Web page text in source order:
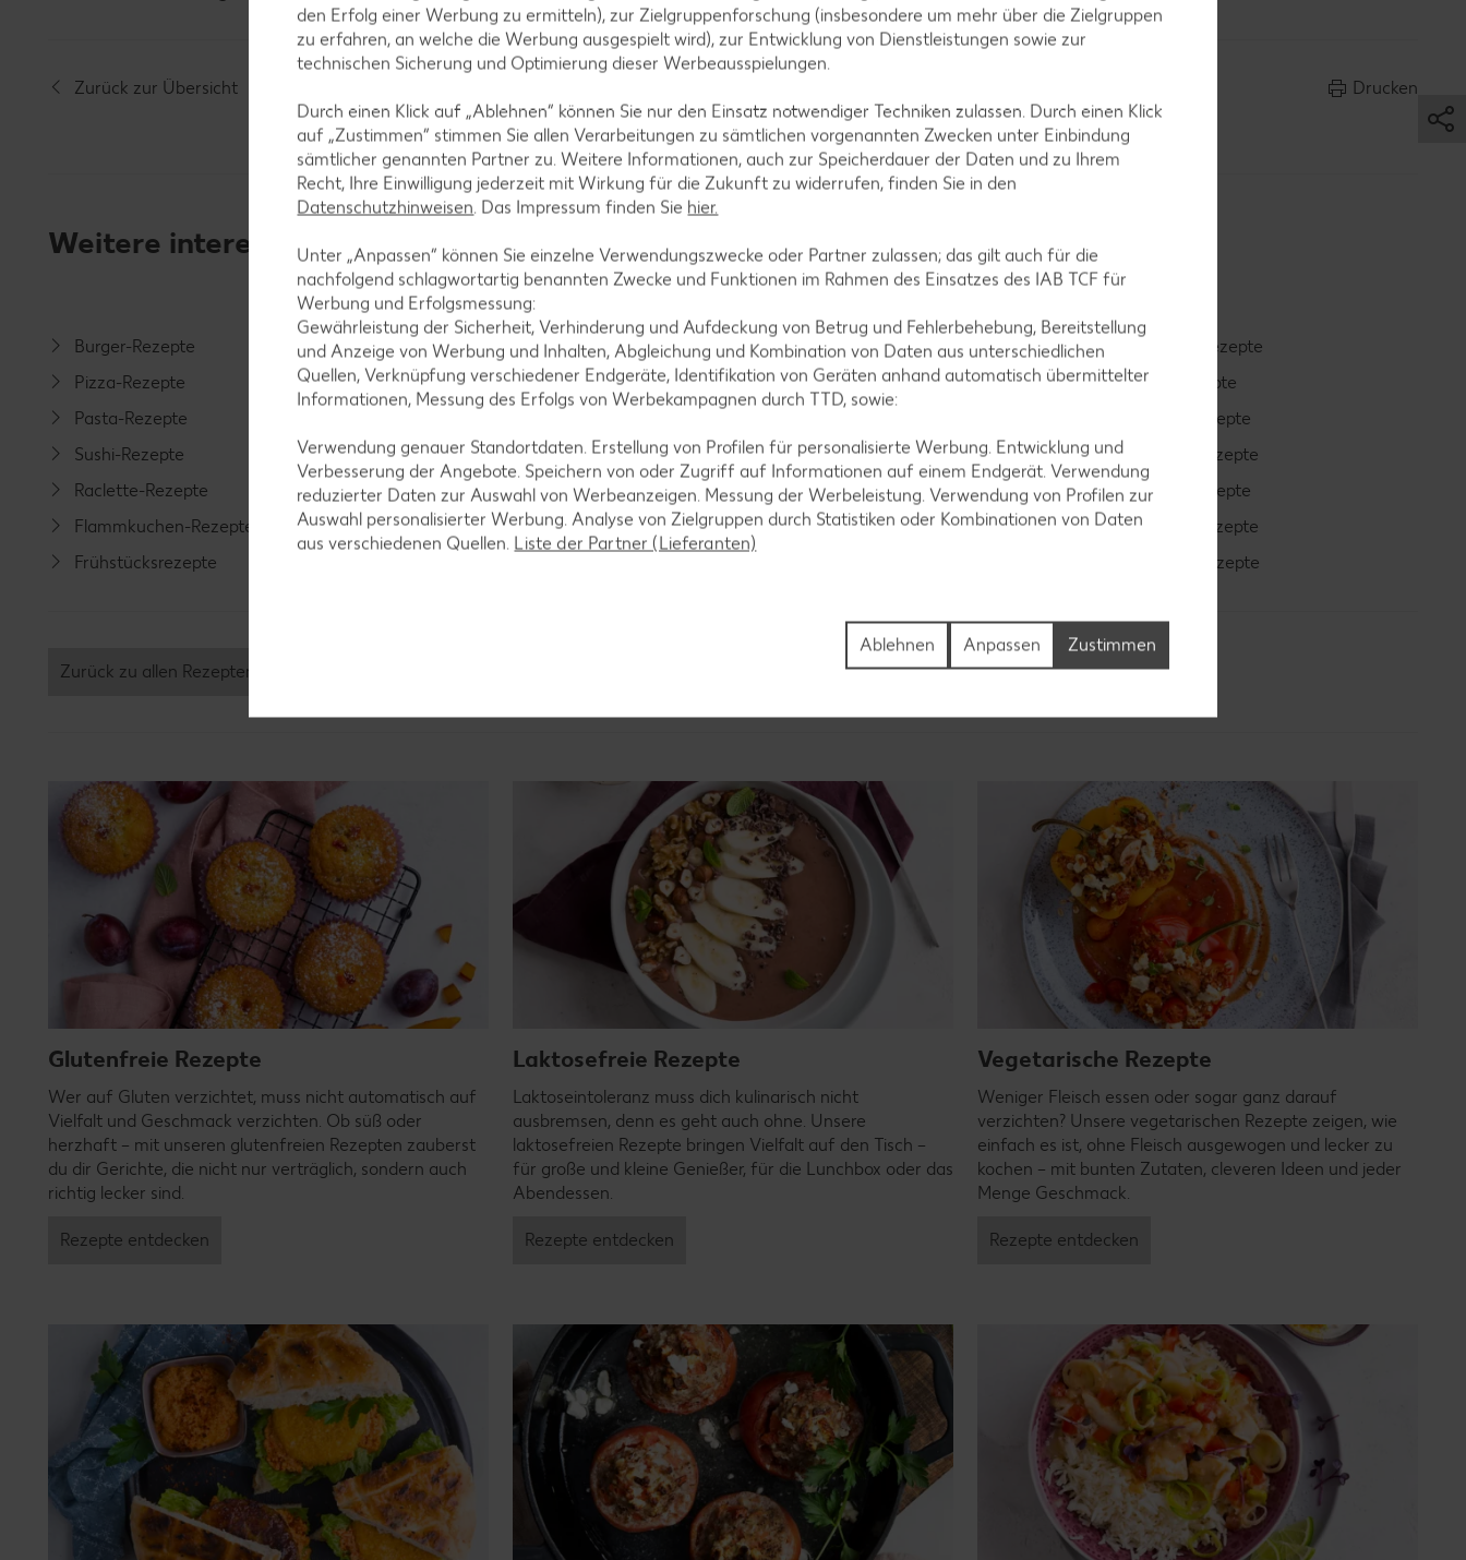
Zurück zur Übersicht Drucken
Weitere interessante Rezeptkategorien
Burger-Rezepte
Pizza-Rezepte
Pasta-Rezepte
Sushi-Rezepte
Raclette-Rezepte
Flammkuchen-Rezepte
Frühstücksrezepte
Salat-Rezepte
Spargel-Rezepte
Fisch-Rezepte
Geflügel-Rezepte
Lamm-Rezepte
Muffin-Rezepte
Apfelkuchen-Rezepte
Torten-Rezepte
Eis-Rezepte
Pfannkuchen-Rezepte
Smoothie-Rezepte
Bowle-Rezepte
Cocktail-Rezepte
Avocado-Rezepte
Erdbeer-Rezepte
Blaubeer-Rezepte
Bananen-Rezepte
Zurück zu allen Rezepten
Glutenfreie Rezepte
Wer auf Gluten verzichtet, muss nicht automatisch auf
Vielfalt und Geschmack verzichten. Ob süß oder
herzhaft – mit unseren glutenfreien Rezepten zauberst
du dir Gerichte, die nicht nur verträglich, sondern auch
richtig lecker sind.
Rezepte entdecken
Laktosefreie Rezepte
Laktoseintoleranz muss dich kulinarisch nicht
ausbremsen, denn es geht auch ohne. Unsere
laktosefreien Rezepte bringen Vielfalt auf den Tisch –
für große und kleine Genießer, für die Lunchbox oder das
Abendessen.
Rezepte entdecken
Vegetarische Rezepte
Weniger Fleisch essen oder sogar ganz darauf
verzichten? Unsere vegetarischen Rezepte zeigen, wie
einfach es ist, ohne Fleisch ausgewogen und lecker zu
kochen – mit bunten Zutaten, cleveren Ideen und jeder
Menge Geschmack.
Rezepte entdecken
den Erfolg einer Werbung zu ermitteln), zur Zielgruppenforschung (insbesondere um mehr über die Zielgruppen
zu erfahren, an welche die Werbung ausgespielt wird), zur Entwicklung von Dienstleistungen sowie zur
technischen Sicherung und Optimierung dieser Werbeausspielungen.
Durch einen Klick auf „Ablehnen“ können Sie nur den Einsatz notwendiger Techniken zulassen. Durch einen Klick
auf „Zustimmen“ stimmen Sie allen Verarbeitungen zu sämtlichen vorgenannten Zwecken unter Einbindung
sämtlicher genannten Partner zu. Weitere Informationen, auch zur Speicherdauer der Daten und zu Ihrem
Recht, Ihre Einwilligung jederzeit mit Wirkung für die Zukunft zu widerrufen, finden Sie in den
Datenschutzhinweisen. Das Impressum finden Sie hier.
Unter „Anpassen“ können Sie einzelne Verwendungszwecke oder Partner zulassen; das gilt auch für die
nachfolgend schlagwortartig benannten Zwecke und Funktionen im Rahmen des Einsatzes des IAB TCF für
Werbung und Erfolgsmessung:
Gewährleistung der Sicherheit, Verhinderung und Aufdeckung von Betrug und Fehlerbehebung, Bereitstellung
und Anzeige von Werbung und Inhalten, Abgleichung und Kombination von Daten aus unterschiedlichen
Quellen, Verknüpfung verschiedener Endgeräte, Identifikation von Geräten anhand automatisch übermittelter
Informationen, Messung des Erfolgs von Werbekampagnen durch TTD, sowie:
Verwendung genauer Standortdaten. Erstellung von Profilen für personalisierte Werbung. Entwicklung und
Verbesserung der Angebote. Speichern von oder Zugriff auf Informationen auf einem Endgerät. Verwendung
reduzierter Daten zur Auswahl von Werbeanzeigen. Messung der Werbeleistung. Verwendung von Profilen zur
Auswahl personalisierter Werbung. Analyse von Zielgruppen durch Statistiken oder Kombinationen von Daten
aus verschiedenen Quellen. Liste der Partner (Lieferanten)
Zustimmen
Anpassen
Ablehnen